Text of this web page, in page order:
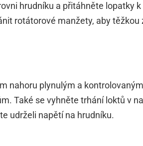
hrudníku a přitáhněte lopatky
rotátorové manžety, aby
nahoru plynulým a
Také se vyhněte trhání loktů v
udrželi napětí na hrudníku.